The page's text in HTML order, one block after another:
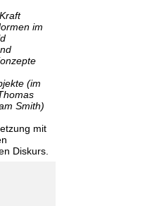
im
(im
Smith)
mit
Diskurs.